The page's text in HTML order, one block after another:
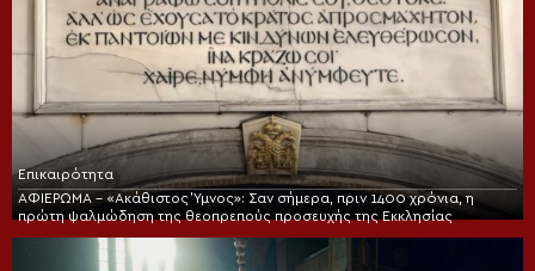
Επικαιρότητα
ΑΦΙΕΡΩΜΑ – «Ακάθιστος Ύμνος»: Σαν σήμερα, πριν 1400 χρόνια, η
πρώτη ψαλμώδηση της θεοπρεπούς προσευχής της Εκκλησίας